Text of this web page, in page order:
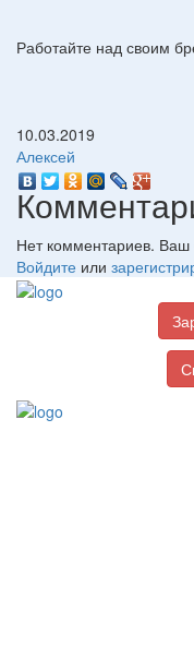
Работайте над своим
10.03.2019
Алексей
Нет комментариев.
Войдите или